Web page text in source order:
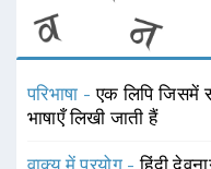
परिभाषा -एक लिपि जिसमें
भाषाएँ लिखी जाती हैं
वाक्य में प्रयोग -हिंदी